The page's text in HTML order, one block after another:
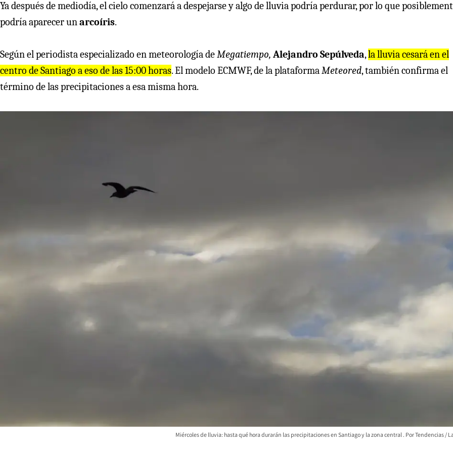
Ya después de mediodía, el cielo comenzará a despejarse y algo de lluvia podría perdurar, por lo que
podría aparecer unarcoíris.
Según el periodista especializado en meteorología deMegatiempo, Alejandro Sepúlveda,la lluvia cesará en el
centro de Santiago a eso de las 15:00 horas. El modelo ECMWF, de la plataformaMeteored, también confirma el
término de las precipitaciones a esa misma hora.
Miércoles de lluvia: hasta qué hora durarán las precipitaciones en Santiago y la zona central Tendencias /